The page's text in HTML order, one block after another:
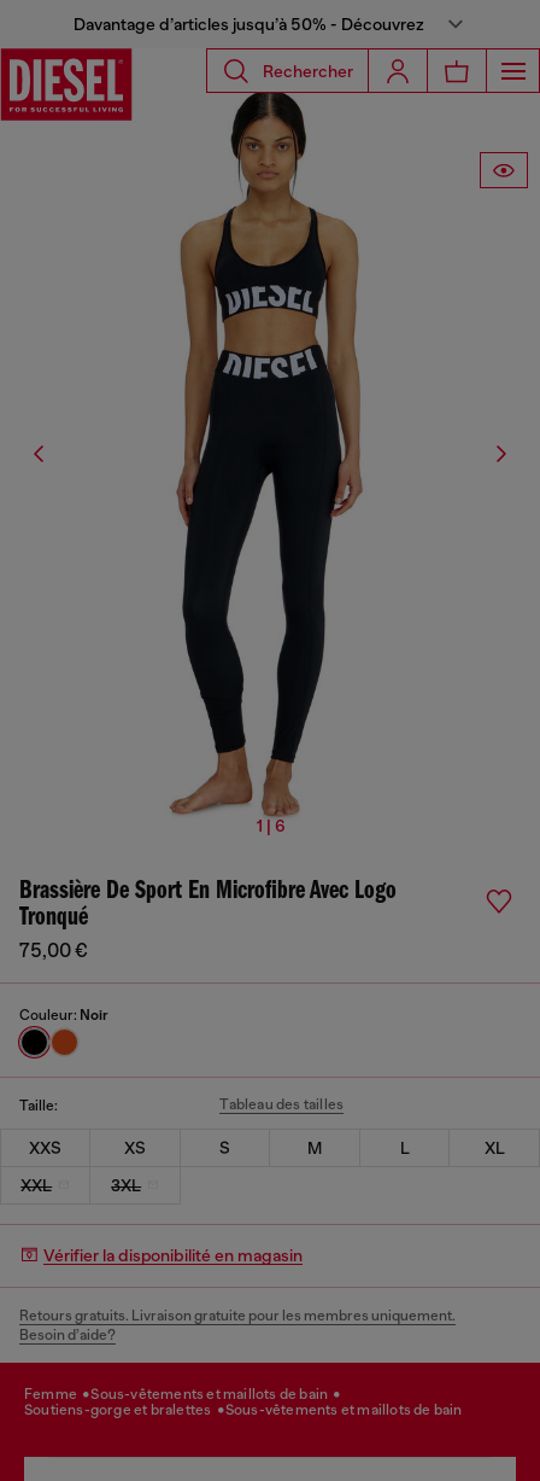
Davantage d’articles jusqu’à 50% - Découvrez
Rechercher
1 | 6
Brassière De Sport En Microfibre Avec Logo
Tronqué
75,00 €
Couleur: Noir
Taille: Tableau des tailles
XXS XS S M L
XL
XXL
3XL
Vérifier la disponibilité en magasin
Retours gratuits. Livraison gratuite pour les membres uniquement.
Besoin d’aide?
femme
sous-vêtements et maillots de bain
soutiens-gorge et bralettes
sous-vêtements et maillots de bain